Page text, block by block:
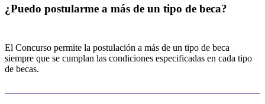
¿Puedo postularme a más de un tipo de beca?
El Concurso permite la postulación a más de un tipo de beca
siempre que se cumplan las condiciones especificadas en cada tipo
de becas.